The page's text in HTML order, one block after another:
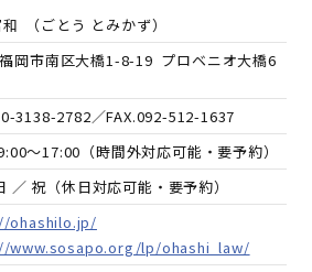
（ごとう とみかず）
岡市南区大橋1-8-19 プロベニオ大橋6
3138-2782／FAX.092-512-1637
～17:00（時間外対応可能・要予約）
／ 祝（休日対応可能・要予約）
ohashilo.jp/
www.sosapo.org/lp/ohashi_law/